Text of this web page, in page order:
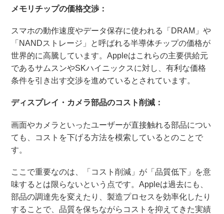
メモリチップの価格交渉：
スマホの動作速度やデータ保存に使われる「DRAM」や
「NANDストレージ」と呼ばれる半導体チップの価格が
世界的に高騰しています。Appleはこれらの主要供給元
であるサムスンやSKハイニックスに対し、有利な価格
条件を引き出す交渉を進めているとされています。
ディスプレイ・カメラ部品のコスト削減：
画面やカメラといったユーザーが直接触れる部品につい
ても、コストを下げる方法を模索しているとのことで
す。
ここで重要なのは、「コスト削減」が「品質低下」を意
味するとは限らないという点です。Appleは過去にも、
部品の調達先を変えたり、製造プロセスを効率化したり
することで、品質を保ちながらコストを抑えてきた実績